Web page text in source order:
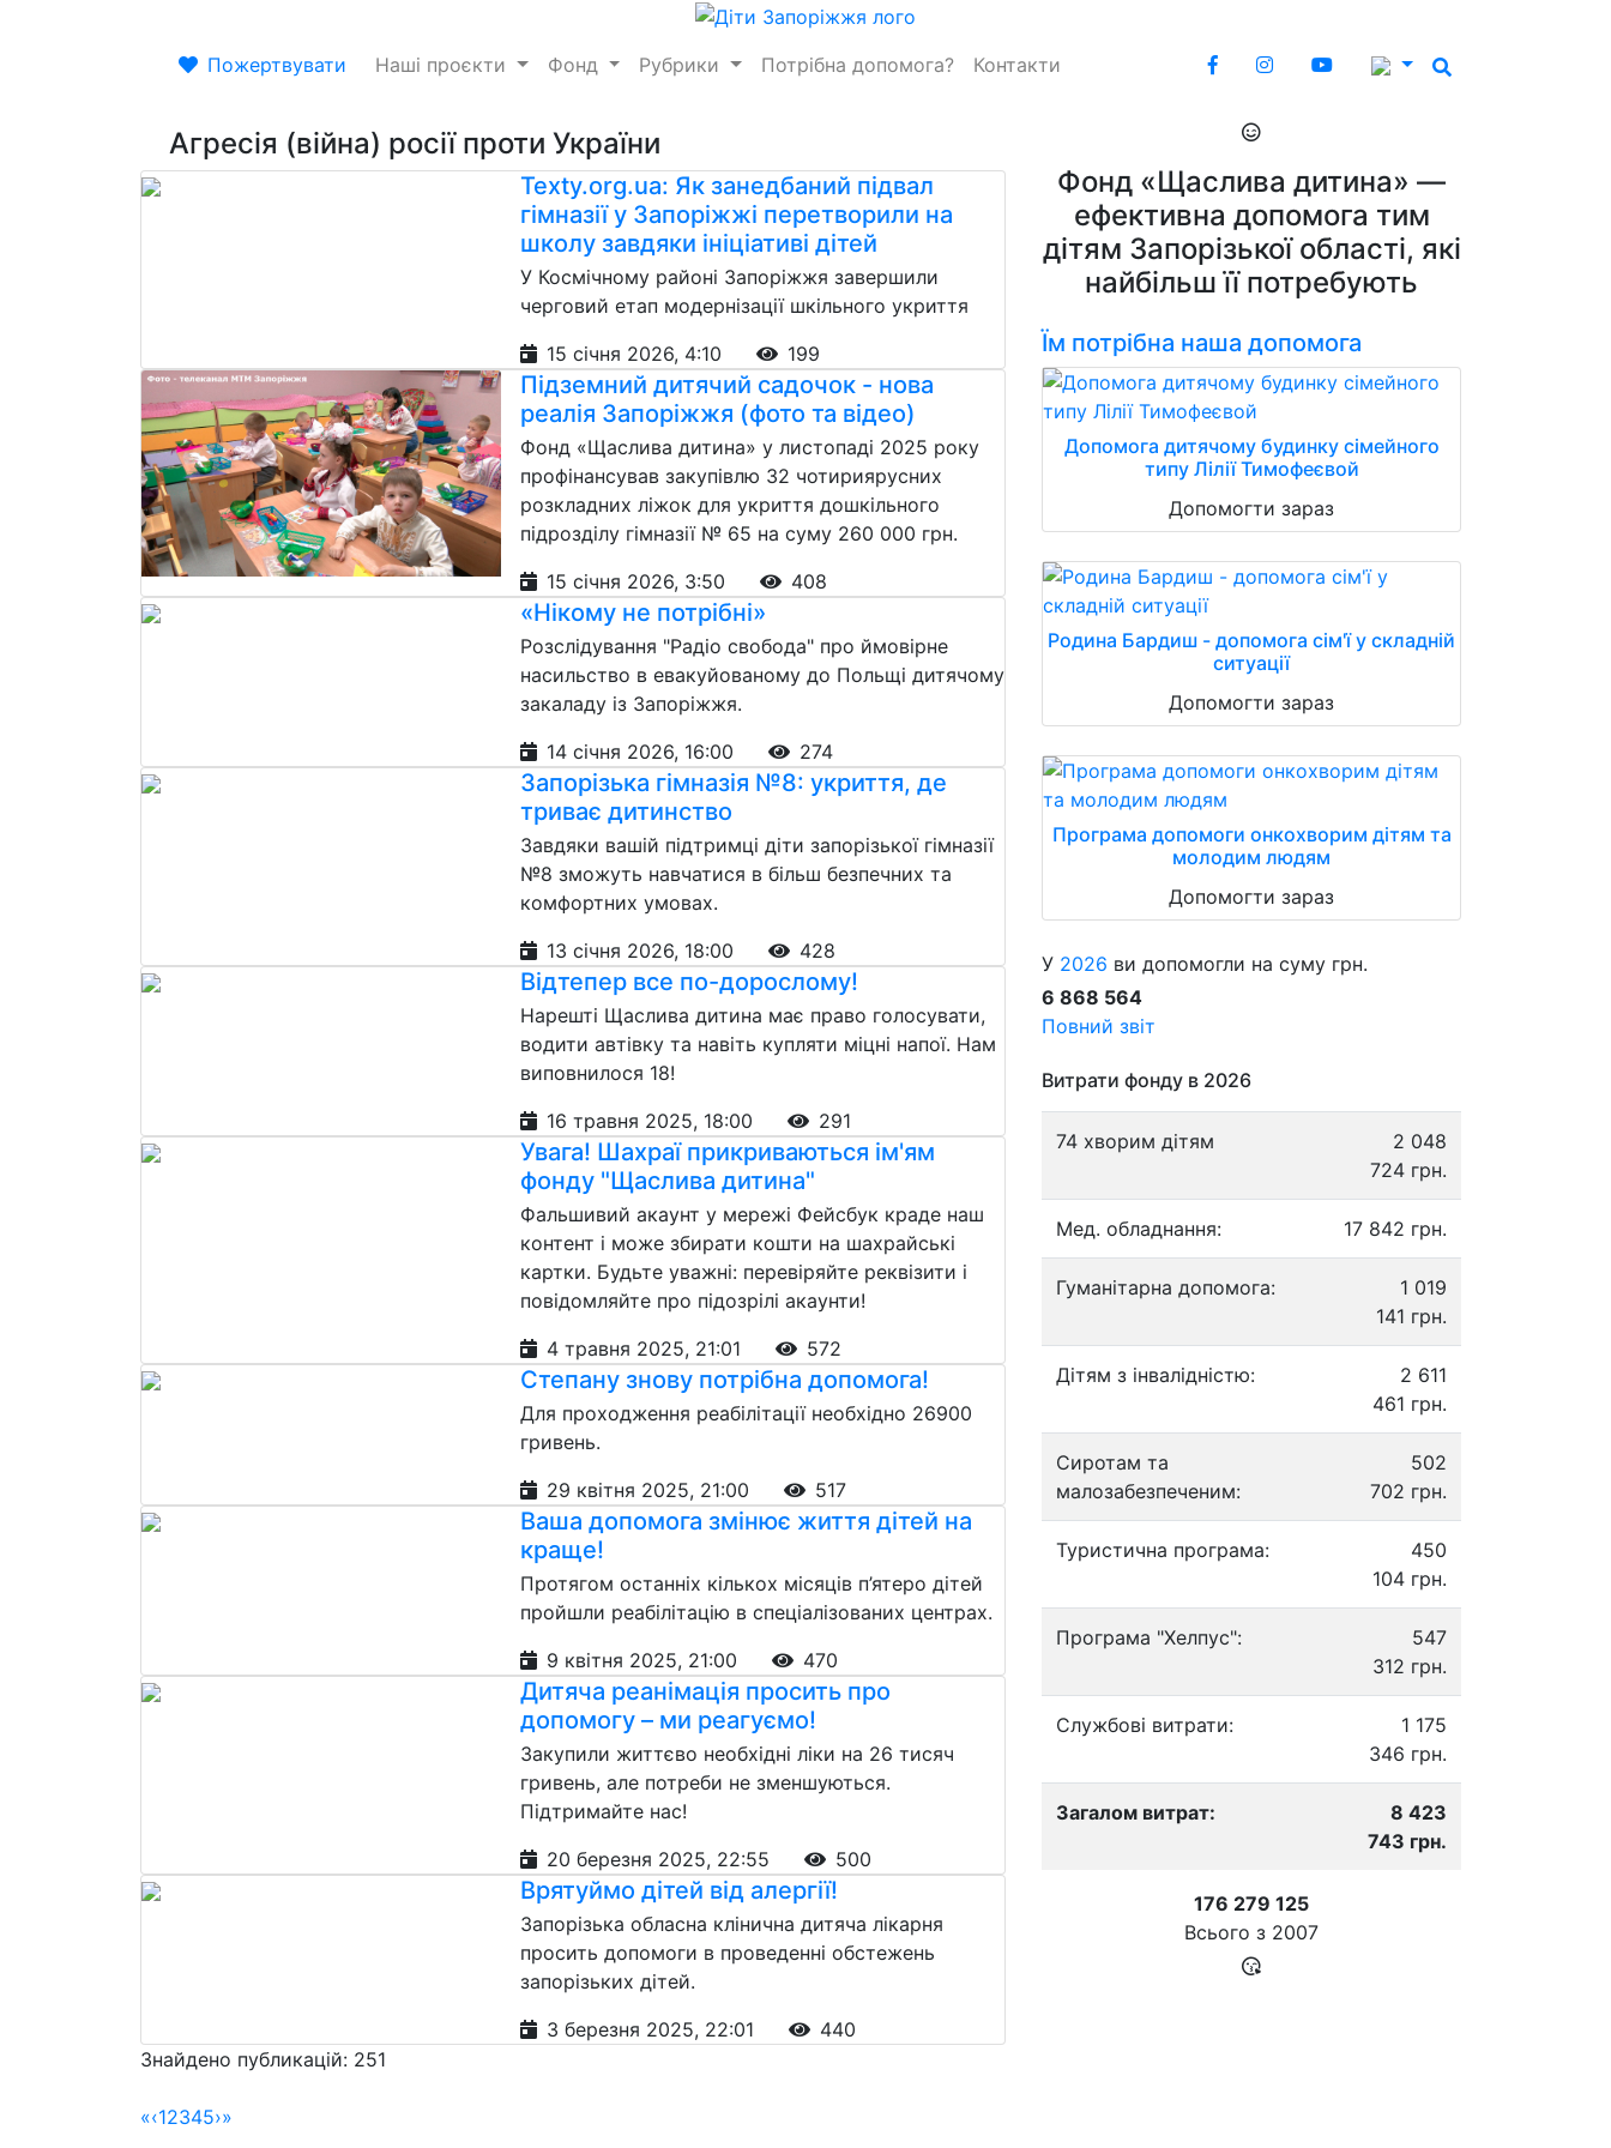
Пожертвувати Наші проєкти Фонд Рубрики Потрібна допомога? Контакти
Агресія (війна) росії проти України
Texty.org.ua: Як занедбаний підвал
гімназії у Запоріжжі перетворили на
школу завдяки ініціативі дітей
У Космічному районі Запоріжжя завершили
черговий етап модернізації шкільного укриття
15 січня 2026, 4:10
199
Підземний дитячий садочок - нова
реалія Запоріжжя (фото та відео)
Фонд «Щаслива дитина» у листопаді 2025 року
профінансував закупівлю 32 чотириярусних
розкладних ліжок для укриття дошкільного
підрозділу гімназії № 65 на суму 260 000 грн.
15 січня 2026, 3:50
408
«Нікому не потрібні»
Розслідування "Радіо свобода" про ймовірне
насильство в евакуйованому до Польщі дитячому
закаладу із Запоріжжя.
14 січня 2026, 16:00
274
Запорізька гімназія №8: укриття, де
триває дитинство
Завдяки вашій підтримці діти запорізької гімназії
№8 зможуть навчатися в більш безпечних та
комфортних умовах.
13 січня 2026, 18:00
428
Відтепер все по-дорослому!
Нарешті Щаслива дитина має право голосувати,
водити автівку та навіть купляти міцні напої. Нам
виповнилося 18!
16 травня 2025, 18:00
291
Увага! Шахраї прикриваються ім'ям
фонду "Щаслива дитина"
Фальшивий акаунт у мережі Фейсбук краде наш
контент і може збирати кошти на шахрайські
картки. Будьте уважні: перевіряйте реквізити і
повідомляйте про підозрілі акаунти!
4 травня 2025, 21:01
572
Степану знову потрібна допомога!
Для проходження реабілітації необхідно 26900
гривень.
29 квітня 2025, 21:00
517
Ваша допомога змінює життя дітей на
краще!
Протягом останніх кількох місяців п’ятеро дітей
пройшли реабілітацію в спеціалізованих центрах.
9 квітня 2025, 21:00
470
Дитяча реанімація просить про
допомогу – ми реагуємо!
Закупили життєво необхідні ліки на 26 тисяч
гривень, але потреби не зменшуються.
Підтримайте нас!
20 березня 2025, 22:55
500
Врятуймо дітей від алергії!
Запорізька обласна клінична дитяча лікарня
просить допомоги в проведенні обстежень
запорізьких дітей.
3 березня 2025, 22:01
440
Знайдено публикацій: 251
«‹12345›»
Фонд «Щаслива дитина» —
ефективна допомога тим
дітям Запорізької області, які
найбільш її потребують
Їм потрібна наша допомога
Допомога дитячому будинку сімейного
типу Лілії Тимофеєвой
Допомогти зараз
Родина Бардиш - допомога сім'ї у складній
ситуації
Допомогти зараз
Програма допомоги онкохворим дітям та
молодим людям
Допомогти зараз
У 2026 ви допомогли на суму грн.
6 868 564
Повний звіт
Витрати фонду в 2026
74 хворим дітям
2 048
724 грн.
Мед. обладнання: 17 842 грн.
Гуманітарна допомога:
1 019
141 грн.
Дітям з інвалідністю:
2 611
461 грн.
Сиротам та
малозабезпеченим:
502
702 грн.
Туристична програма:
450
104 грн.
Програма "Хелпус":
547
312 грн.
Службові витрати:
1 175
346 грн.
Загалом витрат:
8 423
743 грн.
176 279 125
Всього з 2007